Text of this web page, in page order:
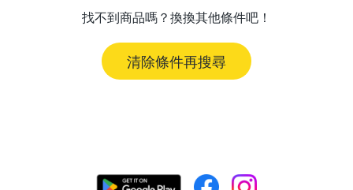
找不到商品嗎？換換其他條件吧！
清除條件再搜尋